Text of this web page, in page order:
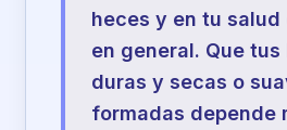
heces y en tu
en general. Que tus
duras y secas o
formadas depende